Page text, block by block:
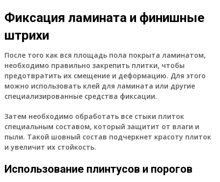
Фиксация ламината и финишные
штрихи
После того как вся площадь пола покрыта ламинатом,
необходимо правильно закрепить плитки, чтобы
предотвратить их смещение и деформацию. Для этого
можно использовать клей для ламината или другие
специализированные средства фиксации.
Затем необходимо обработать все стыки плиток
специальным составом, который защитит от влаги и
пыли. Такой шовный состав подчеркнет красоту плиток
и увеличит их стойкость.
Использование плинтусов и порогов